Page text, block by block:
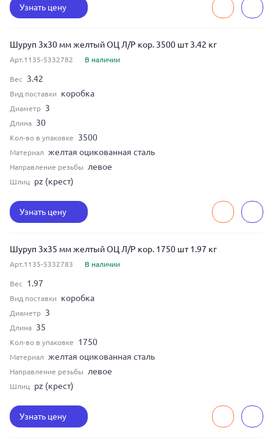
Узнать цену
Шуруп 3x30 мм желтый ОЦ Л/Р кор. 3500 шт 3.42 кг
Арт.1135-5332782 В наличии
Вес 3.42
Вид поставки коробка
Диаметр 3
Длина 30
Кол-во в упаковке 3500
Материал желтая оцикованная сталь
Направление резьбы левое
Шлиц pz (крест)
Узнать цену
Шуруп 3x35 мм желтый ОЦ Л/Р кор. 1750 шт 1.97 кг
Арт.1135-5332783 В наличии
Вес 1.97
Вид поставки коробка
Диаметр 3
Длина 35
Кол-во в упаковке 1750
Материал желтая оцикованная сталь
Направление резьбы левое
Шлиц pz (крест)
Узнать цену